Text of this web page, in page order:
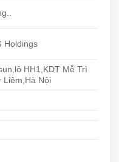
Holdings
HH1,KDT Mễ Trì
Liêm,Hà Nội